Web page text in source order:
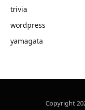
trivia
wordpress
yamagata
Copyright